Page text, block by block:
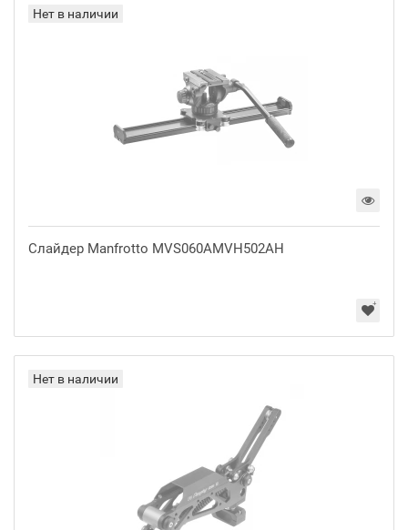
Нет в наличии
Слайдер Manfrotto MVS060AMVH502AH
Нет в наличии